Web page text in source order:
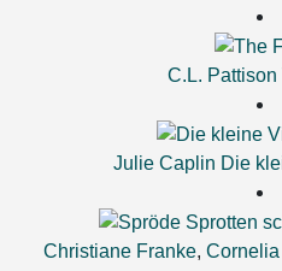
C.L. Pattison
Julie Caplin Die
Christiane Franke,